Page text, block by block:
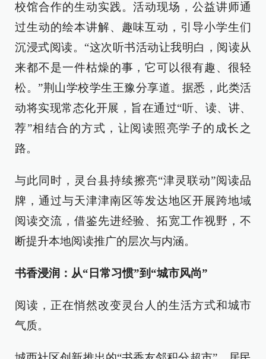
校馆合作的生动实践。活动现场，公益讲师通
过生动的绘本讲解、趣味互动，引导小学生们
沉浸式阅读。“这次听书活动让我明白，阅读从
来都不是一件枯燥的事，它可以很有趣、很轻
松。”荆山学校学生王豫分享道。据悉，此类活
动将实现常态化开展，旨在通过“听、读、讲、
荐”相结合的方式，让阅读照亮学子的成长之
路。
与此同时，灵台县持续擦亮“津灵联动”阅读品
牌，通过与天津津南区等发达地区开展跨地域
阅读交流，借鉴先进经验、拓宽工作视野，不
断提升本地阅读推广的层次与内涵。
书香浸润：从“日常习惯”到“城市风尚”
阅读，正在悄然改变灵台人的生活方式和城市
气质。